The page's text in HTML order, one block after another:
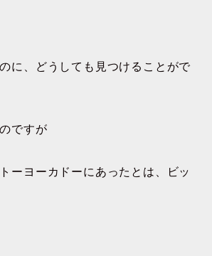
に、どうしても見つけることがで
ですが
ーヨーカドーにあったとは、ビッ